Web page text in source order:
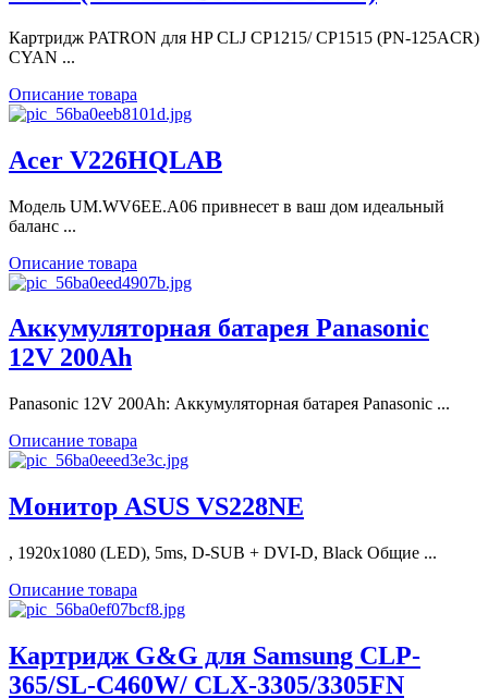
Картридж PATRON для HP CLJ CP1215/ CP1515 (PN-125ACR)
CYAN ...
Описание товара
Acer V226HQLAB
Модель UM.WV6EE.A06 привнесет в ваш дом идеальный
баланс ...
Описание товара
Аккумуляторная батарея Panasonic
12V 200Ah
Panasonic 12V 200Ah: Аккумуляторная батарея Panasonic ...
Описание товара
Монитор ASUS VS228NE
, 1920x1080 (LED), 5ms, D-SUB + DVI-D, Black Общие ...
Описание товара
Картридж G&G для Samsung CLP-
365/SL-C460W/ CLX-3305/3305FN